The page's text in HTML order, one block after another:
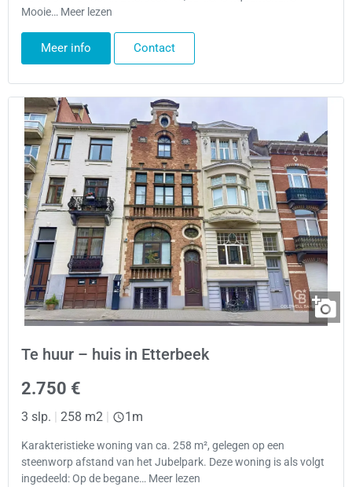
Mooie… Meer lezen
Meer info Contact
Te huur – huis in Etterbeek
2.750 €
3 slp. | 258 m2 | 1m
Karakteristieke woning van ca. 258 m², gelegen op een
steenworp afstand van het Jubelpark. Deze woning is als volgt
ingedeeld: Op de begane… Meer lezen